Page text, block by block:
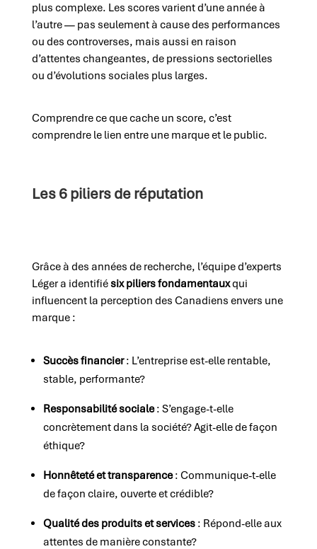
plus complexe. Les scores varient d’une année à
l’autre — pas seulement à cause des performances
ou des controverses, mais aussi en raison
d’attentes changeantes, de pressions sectorielles
ou d’évolutions sociales plus larges.
Comprendre ce que cache un score, c’est
comprendre le lien entre une marque et le public.
Les 6 piliers de réputation
Grâce à des années de recherche, l’équipe d’experts
Léger a identifiésix piliers fondamentauxqui
influencent la perception des Canadiens envers une
marque :
Succès financier: L’entreprise est-elle rentable,
stable, performante?
Responsabilité sociale: S’engage-t-elle
concrètement dans la société? Agit-elle de façon
éthique?
Honnêteté et transparence: Communique-t-elle
de façon claire, ouverte et crédible?
Qualité des produits et services: Répond-elle aux
attentes de manière constante?